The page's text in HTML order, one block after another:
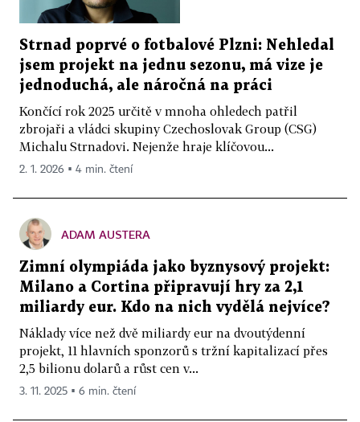
Strnad poprvé o fotbalové Plzni: Nehledal
jsem projekt na jednu sezonu, má vize je
jednoduchá, ale náročná na práci
Končící rok 2025 určitě v mnoha ohledech patřil
zbrojaři a vládci skupiny Czechoslovak Group (CSG)
Michalu Strnadovi. Nejenže hraje klíčovou...
2. 1. 2026 ▪ 4 min. čtení
ADAM AUSTERA
Zimní olympiáda jako byznysový projekt:
Milano a Cortina připravují hry za 2,1
miliardy eur. Kdo na nich vydělá nejvíce?
Náklady více než dvě miliardy eur na dvoutýdenní
projekt, 11 hlavních sponzorů s tržní kapitalizací přes
2,5 bilionu dolarů a růst cen v...
3. 11. 2025 ▪ 6 min. čtení